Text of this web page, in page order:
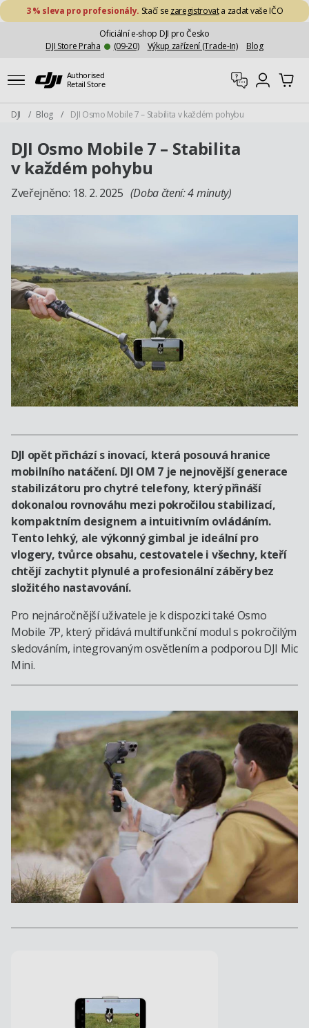
Přejít na obsah
3 % sleva pro profesionály. Stačí se zaregistrovata zadat vaše IČO
Oficiální e-shop DJI pro Česko
DJI Store Praha
(09-20) Výkup zařízení (Trade-In) Blog
Authorised
Retail Store
PodporaMůj účet
Můj účet
DJI / Blog / DJI Osmo Mobile 7 – Stabilita v každém pohybu
DJI Osmo Mobile 7 – Stabilita
v každém pohybu
Zveřejněno: 18. 2. 2025 (Doba čtení: 4 minuty)
DJI opět přichází s inovací, která posouvá hranice
mobilního natáčení. DJI OM 7 je nejnovější generace
stabilizátoru pro chytré telefony, který přináší
dokonalou rovnováhu mezi pokročilou stabilizací,
kompaktním designem a intuitivním ovládáním.
Tento lehký, ale výkonný gimbal je ideální pro
vlogery, tvůrce obsahu, cestovatele i všechny, kteří
chtějí zachytit plynulé a profesionální záběry bez
složitého nastavování.
Pro nejnáročnější uživatele je k dispozici také Osmo
Mobile 7P, který přidává multifunkční modul s pokročilým
sledováním, integrovaným osvětlením a podporou DJI Mic
Mini.